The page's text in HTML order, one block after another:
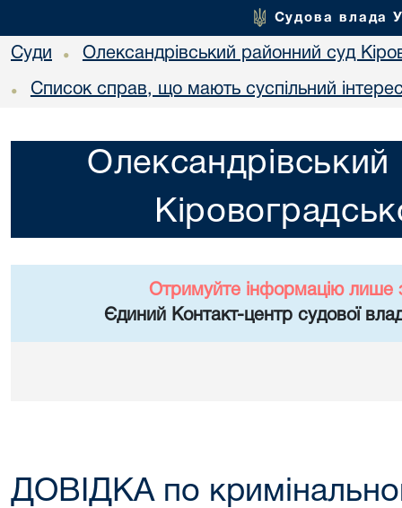
Судова влада
Суди • Олександрівський районний суд
• Список справ, що мають суспільний
Отримуйте інформацію лише
Єдиний Контакт-центр судової
ДОВІДКА по